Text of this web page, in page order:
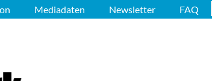
Mediadaten Newsletter FAQ